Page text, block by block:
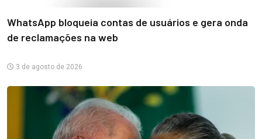
WhatsApp bloqueia contas de usuários e gera onda
de reclamações na web
3 de agosto de 2026